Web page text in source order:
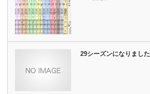
29シーズンになりました